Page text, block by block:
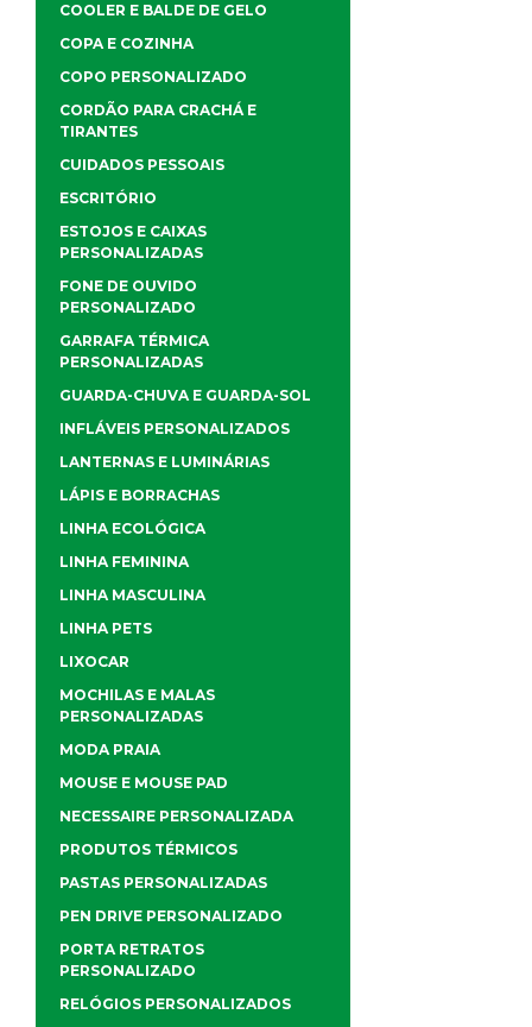
COOLER E BALDE DE GELO
COPA E COZINHA
COPO PERSONALIZADO
CORDÃO PARA CRACHÁ E
TIRANTES
CUIDADOS PESSOAIS
ESCRITÓRIO
ESTOJOS E CAIXAS
PERSONALIZADAS
FONE DE OUVIDO
PERSONALIZADO
GARRAFA TÉRMICA
PERSONALIZADAS
GUARDA-CHUVA E GUARDA-SOL
INFLÁVEIS PERSONALIZADOS
LANTERNAS E LUMINÁRIAS
LÁPIS E BORRACHAS
LINHA ECOLÓGICA
LINHA FEMININA
LINHA MASCULINA
LINHA PETS
LIXOCAR
MOCHILAS E MALAS
PERSONALIZADAS
MODA PRAIA
MOUSE E MOUSE PAD
NECESSAIRE PERSONALIZADA
PRODUTOS TÉRMICOS
PASTAS PERSONALIZADAS
PEN DRIVE PERSONALIZADO
PORTA RETRATOS
PERSONALIZADO
RELÓGIOS PERSONALIZADOS